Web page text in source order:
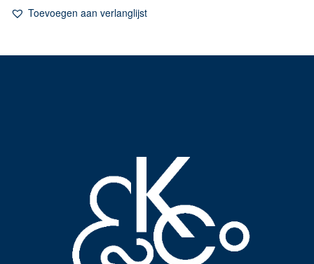
Toevoegen aan verlanglijst